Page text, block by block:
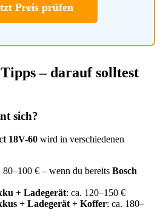
Preis prüfen
– darauf solltest
sich?
18V-60 wird in verschiedenen
80–100 € – wenn du bereits Bosch
+ Ladegerät: ca. 120–150 €
+ Ladegerät + Koffer: ca. 180–